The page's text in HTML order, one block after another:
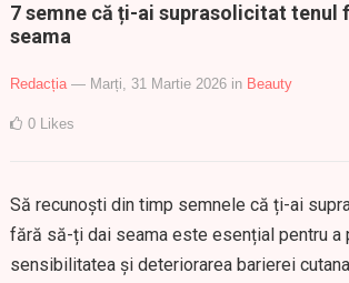
7 semne că ți-ai suprasolicitat tenul
seama
Redacția — Marți, 31 Martie 2026 in Beauty
0 Likes
Să recunoști din timp semnele că ți-ai
fără să-ți dai seama este esențial pentru a
sensibilitatea și deteriorarea barierei